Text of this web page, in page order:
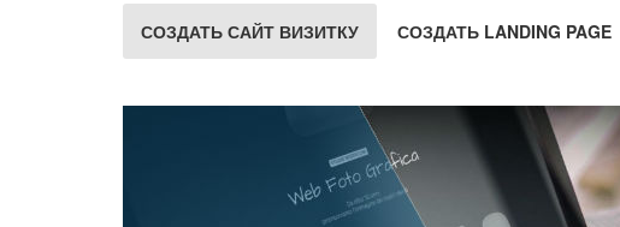
СОЗДАТЬ САЙТ ВИЗИТКУ СОЗДАТЬ LANDING PAGE